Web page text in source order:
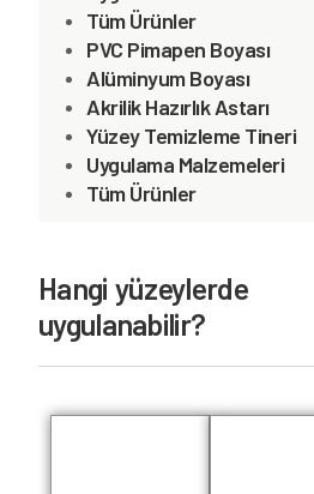
Tüm Ürünler
PVC Pimapen Boyası
Alüminyum Boyası
Akrilik Hazırlık Astarı
Yüzey Temizleme Tineri
Uygulama Malzemeleri
Tüm Ürünler
Hangi yüzeylerde
uygulanabilir?